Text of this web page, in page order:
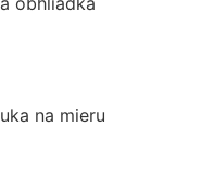
na mieru